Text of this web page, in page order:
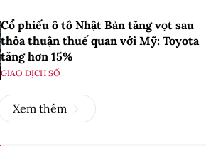
Cổ phiếu ô tô Nhật Bản tăng vọt sau
thỏa thuận thuế quan với Mỹ: Toyota
tăng hơn 15%
GIAO DỊCH SỐ
Xem thêm